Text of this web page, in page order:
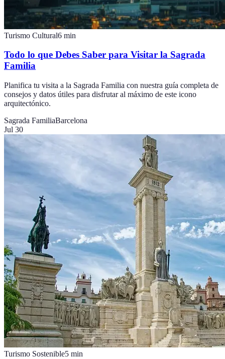
Turismo Cultural6 min
Todo lo que Debes Saber para Visitar la Sagrada
Familia
Planifica tu visita a la Sagrada Familia con nuestra guía completa de
consejos y datos útiles para disfrutar al máximo de este icono
arquitectónico.
Sagrada FamiliaBarcelona
Jul 30
Turismo Sostenible5 min